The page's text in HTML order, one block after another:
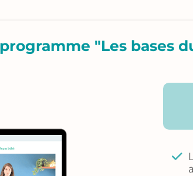
"Les bases